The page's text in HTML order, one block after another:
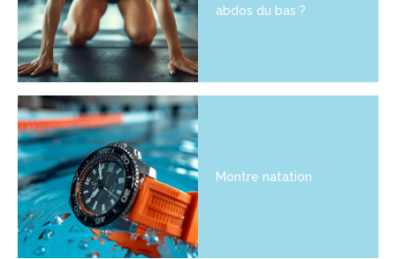
abdos du bas ?
Montre natation